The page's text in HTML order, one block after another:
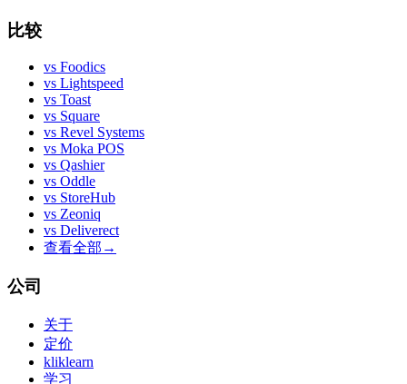
比较
vs Foodics
vs Lightspeed
vs Toast
vs Square
vs Revel Systems
vs Moka POS
vs Qashier
vs Oddle
vs StoreHub
vs Zeoniq
vs Deliverect
查看全部 →
公司
关于
定价
kliklearn
学习